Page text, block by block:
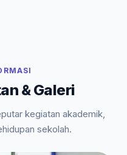
& Galeri
kegiatan akademik,
sekolah.